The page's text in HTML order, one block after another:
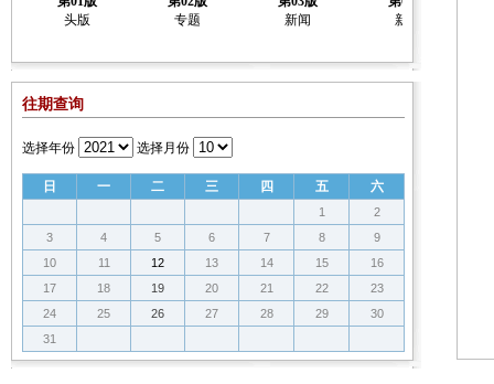
头版
专题
新闻
新闻
往期查询
选择年份 选择月份
日 一 二 三 四 五 六
1
2
3
4 5 6 7 8
9
10
11 12 13 14 15
16
17
18 19 20 21 22
23
24
25 26 27 28 29
30
31